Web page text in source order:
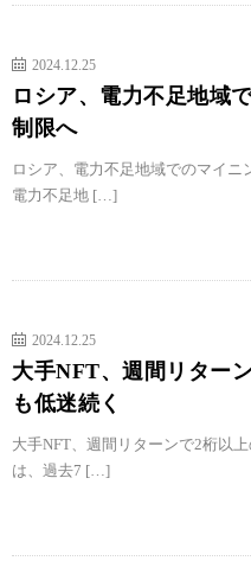
2024.12.25
ロシア、電力不足地域
制限へ
ロシア、電力不足地域でのマイニ
電力不足地 […]
2024.12.25
大手NFT、週間リター
も低迷続く
大手NFT、週間リターンで2桁以
は、過去7 […]